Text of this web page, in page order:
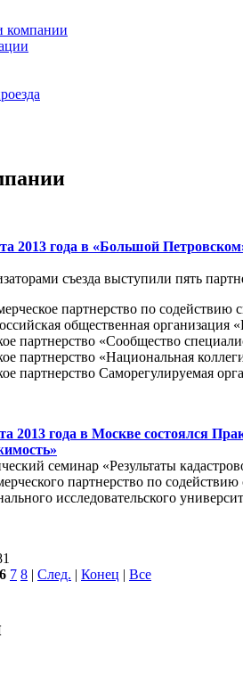
компании
2013 года в «Большой
съезда выступили пять
партнерство по содействию
общественная организация
партнерство «Сообщество
партнерство «Национальная
партнерство Саморегулируемая
2013 года в Москве состоялся
семинар «Результаты
партнерство по
исследовательского
6 7 8 | След. | Конец | Все